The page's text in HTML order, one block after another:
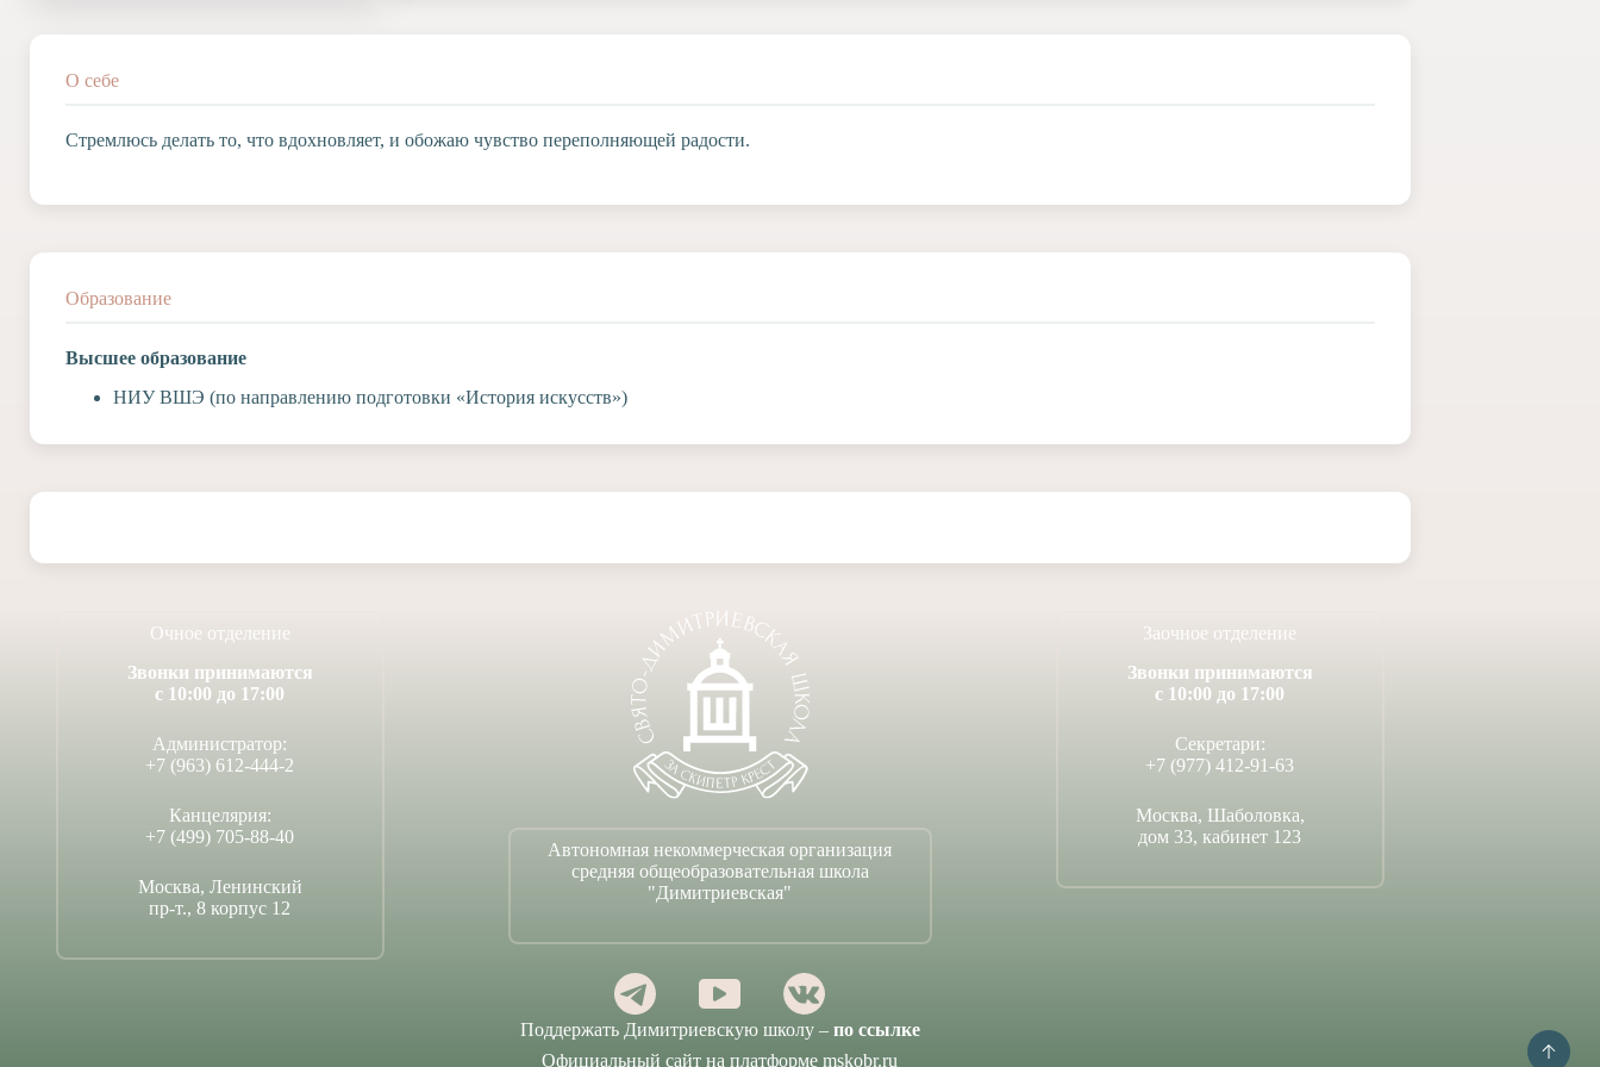
служба
О себе
Стремлюсь делать то, что вдохновляет, и обожаю чувство переполняющей радости.
Образование
Высшее образование
НИУ ВШЭ (по направлению подготовки «История искусств»)
Очное отделение
Звонки принимаются
с 10:00 до 17:00
Администратор:
+7 (963) 612-444-2
Канцелярия:
+7 (499) 705-88-40
Москва, Ленинский
пр-т., 8 корпус 12
Автономная некоммерческая организация
средняя общеобразовательная школа
"Димитриевская"
Заочное отделение
Звонки принимаются
с 10:00 до 17:00
Секретари:
+7 (977) 412-91-63
Москва, Шаболовка,
дом 33, кабинет 123
Поддержать Димитриевскую школу – по ссылке
Официальный сайт на платформе mskobr.ru